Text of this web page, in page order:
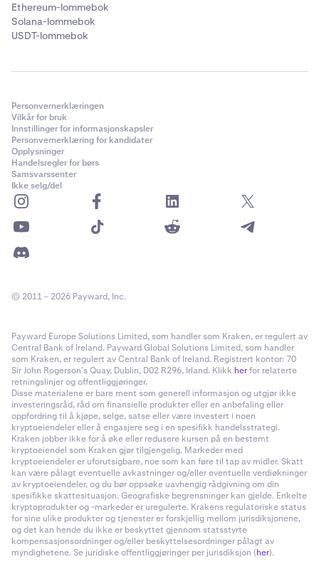
Ethereum-lommebok
Solana-lommebok
USDT-lommebok
Personvernerklæringen
Vilkår for bruk
Innstillinger for informasjonskapsler
Personvernerklæring for kandidater
Opplysninger
Handelsregler for børs
Samsvarssenter
Ikke selg/del
© 2011 – 2026 Payward, Inc.
Payward Europe Solutions Limited, som handler som Kraken, er regulert av
Central Bank of Ireland. Payward Global Solutions Limited, som handler
som Kraken, er regulert av Central Bank of Ireland. Registrert kontor: 70
Sir John Rogerson’s Quay, Dublin, D02 R296, Irland. Klikk herfor relaterte
retningslinjer og offentliggjøringer.
Disse materialene er bare ment som generell informasjon og utgjør ikke
investeringsråd, råd om finansielle produkter eller en anbefaling eller
oppfordring til å kjøpe, selge, satse eller være investert i noen
kryptoeiendeler eller å engasjere seg i en spesifikk handelsstrategi.
Kraken jobber ikke for å øke eller redusere kursen på en bestemt
kryptoeiendel som Kraken gjør tilgjengelig. Markeder med
kryptoeiendeler er uforutsigbare, noe som kan føre til tap av midler. Skatt
kan være pålagt eventuelle avkastninger og/eller eventuelle verdiøkninger
av kryptoeiendeler, og du bør oppsøke uavhengig rådgivning om din
spesifikke skattesituasjon. Geografiske begrensninger kan gjelde. Enkelte
kryptoprodukter og -markeder er uregulerte. Krakens regulatoriske status
for sine ulike produkter og tjenester er forskjellig mellom jurisdiksjonene,
og det kan hende du ikke er beskyttet gjennom statsstyrte
kompensasjonsordninger og/eller beskyttelsesordninger pålagt av
myndighetene. Se juridiske offentliggjøringer per jurisdiksjon (her).